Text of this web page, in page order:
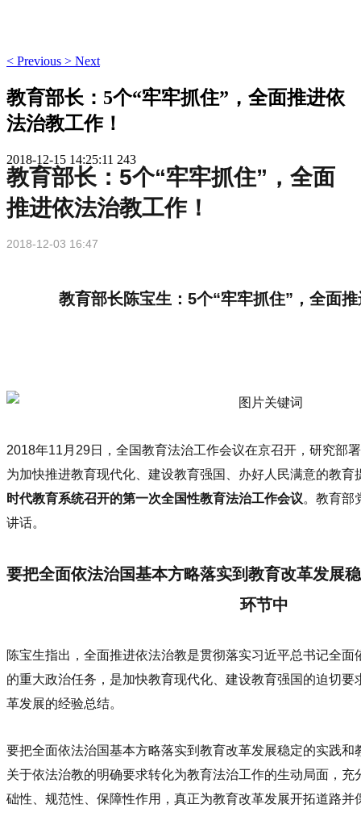
< Previous > Next
教育部长：5个“牢牢抓住”，全面推进依
法治教工作！
2018-12-15 14:25:11 243
教育部长：5个“牢牢抓住”，全面
推进依法治教工作！
2018-12-03 16:47
教育部长陈宝生：5个“牢牢抓住”，全面
2018年11月29日，全国教育法治工作会议在京召开，研究部
为加快推进教育现代化、建设教育强国、办好人民满意的教育
时代教育系统召开的第一次全国性教育法治工作会议。教育部
讲话。
要把全面依法治国基本方略落实到教育改革发展
环节中
陈宝生指出，全面推进依法治教是贯彻落实习近平总书记全
的重大政治任务，是加快教育现代化、建设教育强国的迫切要
革发展的经验总结。
要把全面依法治国基本方略落实到教育改革发展稳定的实践和
关于依法治教的明确要求转化为教育法治工作的生动局面，充
础性、规范性、保障性作用，真正为教育改革发展开拓道路并